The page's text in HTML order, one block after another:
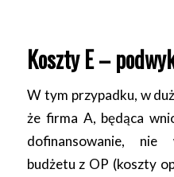
Koszty E –
W tym przypadku, w
że firma A, będąca
dofinansowanie, nie
budżetu z OP (koszty